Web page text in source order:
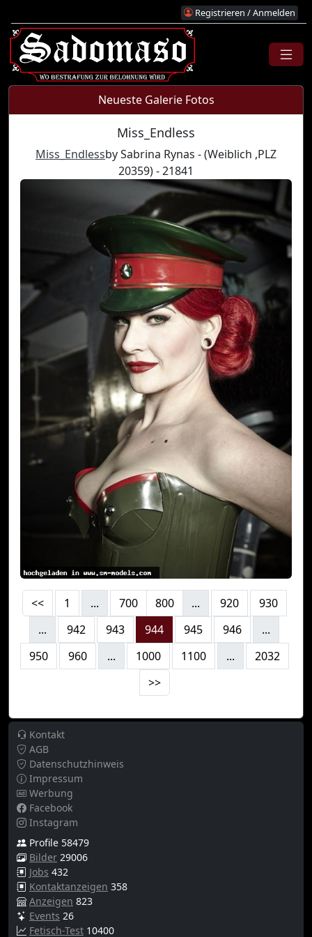
Registrieren / Anmelden
Neueste Galerie Fotos
Miss_Endless
Miss_Endlessby Sabrina Rynas - (Weiblich ,PLZ
20359) - 21841
<< 1 ... 700 800 ... 920
930
...
942 943 944 945 946
...
950
960 ... 1000 1100 ...
2032
>>
Kontakt
AGB
Datenschutzhinweis
Impressum
Werbung
Facebook
Instagram
Profile 58479
Bilder 29006
Jobs 432
Kontaktanzeigen 358
Anzeigen 823
Events 26
Fetisch-Test 10400